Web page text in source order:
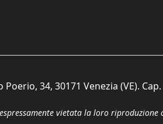
34, 30171 Venezia (VE). Cap.
vietata la loro riproduzione